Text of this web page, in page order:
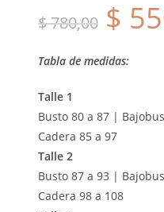
$780,00 $
Tabla de medidas:
Talle 1
Busto 80 a 87 |
Cadera 85 a 97
Talle 2
Busto 87 a 93 |
Cadera 98 a 108